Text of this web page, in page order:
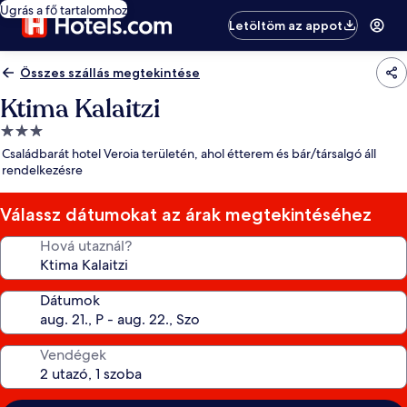
Ugrás a fő tartalomhoz
Letöltöm az appot
Összes szállás megtekintése
Ktima Kalaitzi
3.0
csillagos
szálláshely
Családbarát hotel Veroia területén, ahol étterem és bár/társalgó áll
rendelkezésre
Válassz dátumokat az árak megtekintéséhez
Hová utaznál?
Dátumok
Vendégek